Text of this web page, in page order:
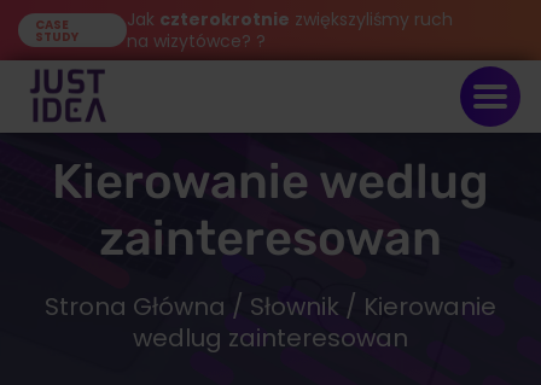
CASE
STUDY
Jak czterokrotnie zwiększyliśmy ruch
na wizytówce? ?
Kierowanie wedlug
zainteresowan
Strona Główna / Słownik / Kierowanie
wedlug zainteresowan